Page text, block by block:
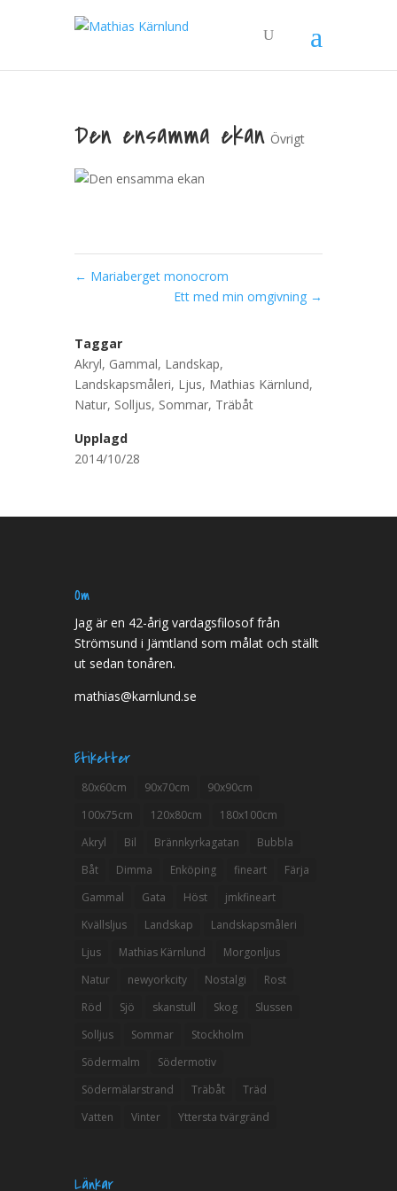
Den ensamma ekan Övrigt
← Mariaberget monocrom
Ett med min omgivning →
Taggar
Akryl, Gammal, Landskap,
Landskapsmåleri, Ljus, Mathias Kärnlund,
Natur, Solljus, Sommar, Träbåt
Upplagd
2014/10/28
Om
Jag är en 42-årig vardagsfilosof från
Strömsund i Jämtland som målat och ställt
ut sedan tonåren.
mathias@karnlund.se
Etiketter
80x60cm 90x70cm
90x90cm
100x75cm
120x80cm
180x100cm
Akryl
Bil Brännkyrkagatan
Bubbla
Båt
Dimma Enköping fineart
Färja
Gammal
Gata Höst
jmkfineart
Kvällsljus
Landskap
Landskapsmåleri
Ljus
Mathias Kärnlund
Morgonljus
Natur
newyorkcity Nostalgi
Rost
Röd
Sjö skanstull Skog
Slussen
Solljus
Sommar
Stockholm
Södermalm
Södermotiv
Södermälarstrand
Träbåt
Träd
Vatten
Vinter Yttersta tvärgränd
Länkar